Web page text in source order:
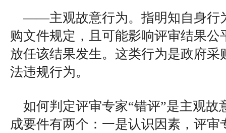
——主观故意行为。指明知自身行
购文件规定，且可能影响评审结果公
放任该结果发生。这类行为是政府采
法违规行为。
如何判定评审专家“错评”是主观故
成要件有两个：一是认识因素，评审